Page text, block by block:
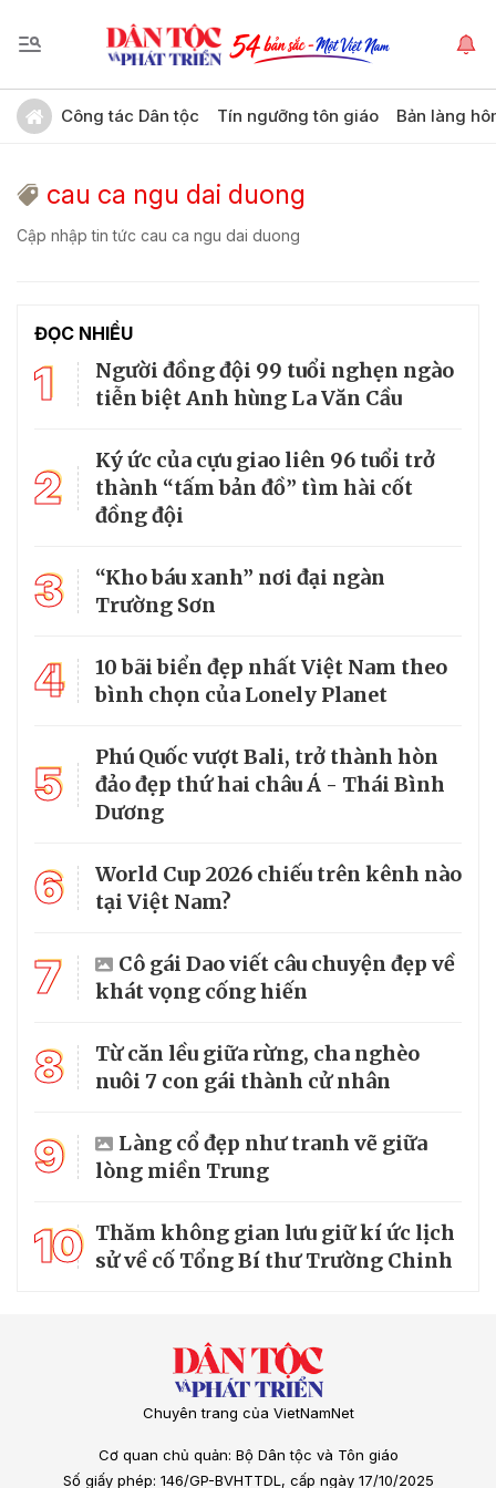
Công tác Dân tộc Tín ngưỡng tôn giáo Bản làng
cau ca ngu dai duong
Cập nhập tin tức cau ca ngu dai duong
ĐỌC NHIỀU
1
Người đồng đội 99 tuổi nghẹn ngào
tiễn biệt Anh hùng La Văn Cầu
2
Ký ức của cựu giao liên 96 tuổi trở
thành “tấm bản đồ” tìm hài cốt
đồng đội
3
“Kho báu xanh” nơi đại ngàn
Trường Sơn
4
10 bãi biển đẹp nhất Việt Nam theo
bình chọn của Lonely Planet
5
Phú Quốc vượt Bali, trở thành hòn
đảo đẹp thứ hai châu Á - Thái Bình
Dương
6
World Cup 2026 chiếu trên kênh nào
tại Việt Nam?
7
Cô gái Dao viết câu chuyện đẹp về
khát vọng cống hiến
8
Từ căn lều giữa rừng, cha nghèo
nuôi 7 con gái thành cử nhân
9
Làng cổ đẹp như tranh vẽ giữa
lòng miền Trung
10 Thăm không gian lưu giữ kí ức lịch
sử về cố Tổng Bí thư Trường Chinh
Chuyên trang của VietNamNet
Cơ quan chủ quản: Bộ Dân tộc và Tôn giáo
Số giấy phép: 146/GP-BVHTTDL, cấp ngày 17/10/2025